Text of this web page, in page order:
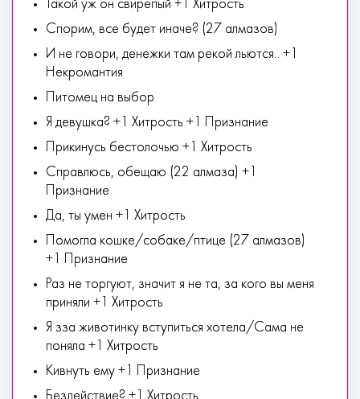
Такой уж он свирепый +1 Хитрость
Спорим, все будет иначе? (27 алмазов)
И не говори, денежки там рекой льются.. +1
Некромантия
Питомец на выбор
Я девушка? +1 Хитрость +1 Признание
Прикинусь бестолочью +1 Хитрость
Справлюсь, обещаю (22 алмаза) +1
Признание
Да, ты умен +1 Хитрость
Помогла кошке/собаке/птице (27 алмазов)
+1 Признание
Раз не торгуют, значит я не та, за кого вы меня
приняли +1 Хитрость
Я зза животинку вступиться хотела/Сама не
поняла +1 Хитрость
Кивнуть ему +1 Признание
Бездействие? +1 Хитрость